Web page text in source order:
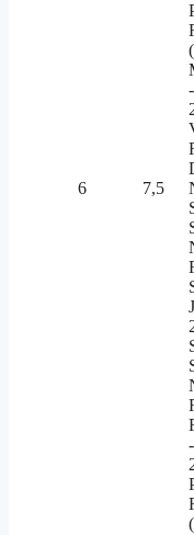
6 7,5